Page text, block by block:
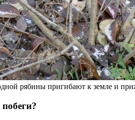
рябины пригибают к земле и